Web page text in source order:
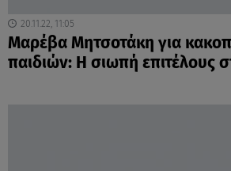
20.11.22, 11:05
Μαρέβα Μητσοτάκη για
παιδιών: Η σιωπή επιτέλους